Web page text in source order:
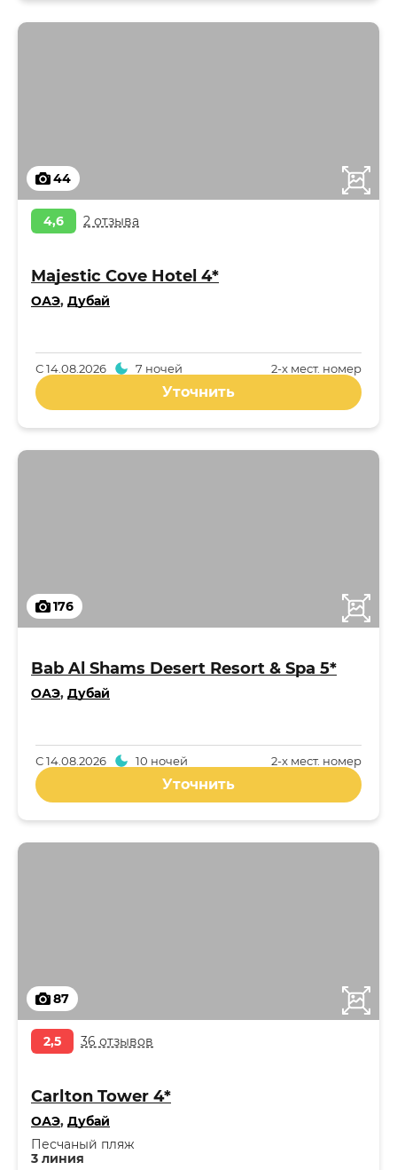
44
4,6 2 отзыва
Majestic Cove Hotel 4*
ОАЭ, Дубай
2-x мест. номер
С14.08.2026 7 ночей
Уточнить
176
Bab Al Shams Desert Resort & Spa 5*
ОАЭ, Дубай
2-x мест. номер
С14.08.2026 10 ночей
Уточнить
87
2,5 36 отзывов
Carlton Tower 4*
ОАЭ, Дубай
3 линия
Песчаный пляж